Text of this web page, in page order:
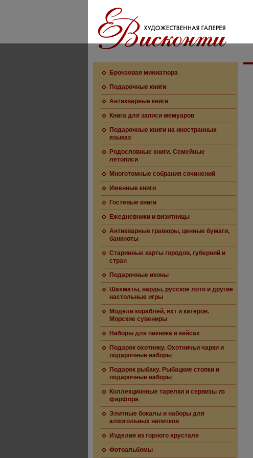
Бронзовая миниатюра
Подарочные книги
Антикварные книги
Книга для записи мемуаров
Подарочные книги на иностранных
языках
Родословные книги. Семейные
летописи
Многотомные собрания сочинений
Именные книги
Гостевые книги
Ежедневники и визитницы
Антикварные гравюры, ценные бумаги,
банкноты
Старинные карты городов, губерний и
стран
Подарочные иконы
Шахматы, нарды, русское лото и другие
настольные игры
Модели кораблей, яхт и катеров.
Морские сувениры
Наборы для пикника в кейсах
Подарок охотнику. Охотничьи чарки и
подарочные наборы
Подарок рыбаку. Рыбацкие стопки и
подарочные наборы
Коллекционные тарелки и сервизы из
фарфора
Элитные бокалы и наборы для
алкогольных напитков
Изделия из горного хрусталя
Фотоальбомы